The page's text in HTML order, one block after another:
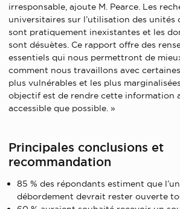
irresponsable, ajoute M. Pearce. Les
universitaires sur l’utilisation des unités
sont pratiquement inexistantes et les
sont désuètes. Ce rapport offre des
essentiels qui nous permettront de
comment nous travaillons avec
plus vulnérables et les plus
objectif est de rendre cette information
accessible que possible. »
Principales conclusions et
recommandation
85 % des répondants estiment que
débordement devrait rester ouverte